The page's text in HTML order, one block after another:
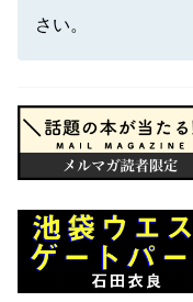
さい。